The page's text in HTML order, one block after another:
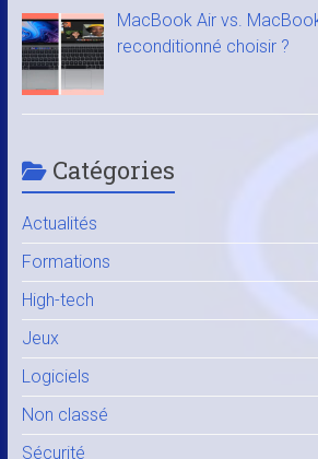
MacBook Air vs.
reconditionné choisir ?
Catégories
Actualités
Formations
High-tech
Jeux
Logiciels
Non classé
Sécurité